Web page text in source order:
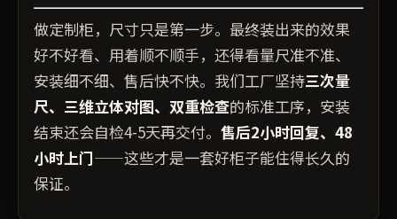
做定制柜，尺寸只是第一步。最终装出来的效果
好不好看、用着顺不顺手，还得看量尺准不准、
安装细不细、售后快不快。我们工厂坚持三次量
尺、三维立体对图、双重检查的标准工序，安装
结束还会自检4-5天再交付。 售后2小时回复、48
小时上门——这些才是一套好柜子能住得长久的
保证。